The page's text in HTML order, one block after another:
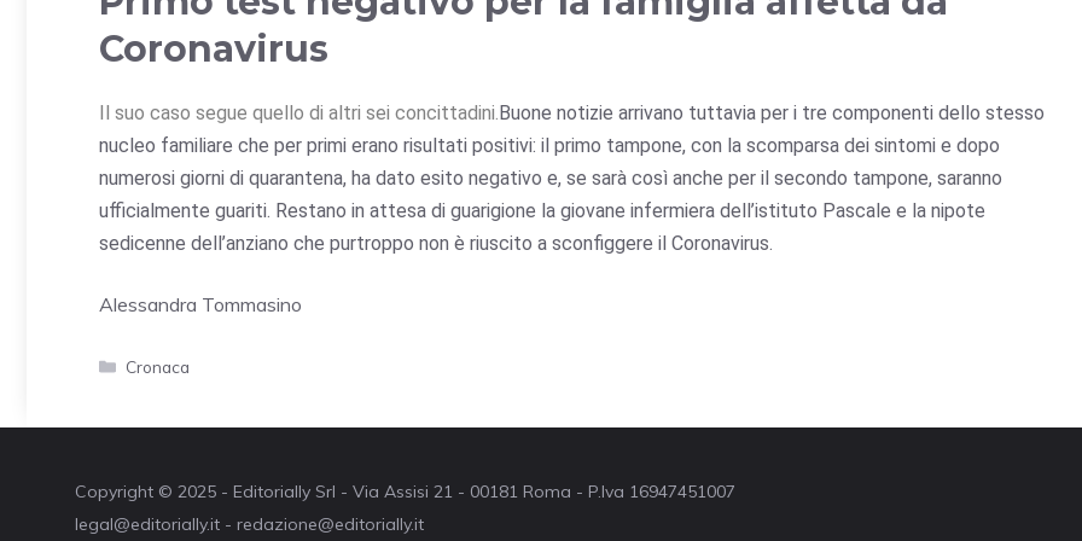
Coronavirus
Il suo caso segue quello di altri sei concittadini. Buone notizie arrivano tuttavia per i tre componenti dello stesso
nucleo familiare che per primi erano risultati positivi: il primo tampone, con la scomparsa dei sintomi e dopo
numerosi giorni di quarantena, ha dato esito negativo e, se sarà così anche per il secondo tampone, saranno
ufficialmente guariti. Restano in attesa di guarigione la giovane infermiera dell’istituto Pascale e la nipote
sedicenne dell’anziano che purtroppo non è riuscito a sconfiggere il Coronavirus.
Alessandra Tommasino
Categorie
Cronaca
Copyright © 2025 - Editorially Srl - Via Assisi 21 - 00181 Roma - P.Iva 16947451007
legal@editorially.it - redazione@editorially.it